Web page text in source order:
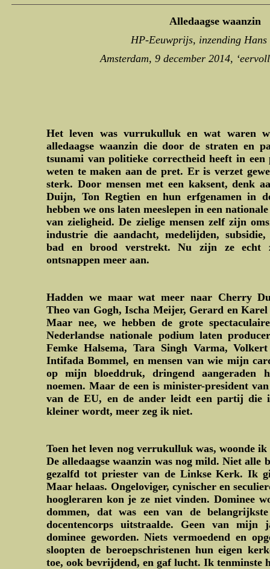
Alledaagse waanzin
HP-Eeuwprijs, inzending Hans
Amsterdam, 9 december 2014,
Het leven was vurrukulluk en wat waren
alledaagse waanzin die door de straten en
tsunami van politieke correctheid heeft in een
weten te maken aan de pret. Er is verzet
sterk. Door mensen met een kaksent, denk
Duijn, Ton Regtien en hun erfgenamen in
hebben we ons laten meeslepen in een
van zieligheid. De zielige mensen zelf zijn
industrie die aandacht, medelijden,
bad en brood verstrekt. Nu zijn ze echt
ontsnappen meer aan.
Hadden we maar wat meer naar Cherry
Theo van Gogh, Ischa Meijer, Gerard en
Maar nee, we hebben de grote
Nederlandse nationale podium laten
Femke Halsema, Tara Singh Varma,
Intifada Bommel, en mensen van wie mijn
op mijn bloeddruk, dringend aangeraden
noemen. Maar de een is minister-president
van de EU, en de ander leidt een partij die
kleiner wordt, meer zeg ik niet.
Toen het leven nog verrukulluk was, woonde
De alledaagse waanzin was nog mild. Niet alle
gezalfd tot priester van de Linkse Kerk. Ik
Maar helaas. Ongeloviger, cynischer en
hoogleraren kon je ze niet vinden. Dominee
dommen, dat was een van de
docentencorps uitstraalde. Geen van mijn
dominee geworden. Niets vermoedend en
sloopten de beroepschristenen hun eigen
toe, ook bevrijdend, en gaf lucht. Ik tenminste